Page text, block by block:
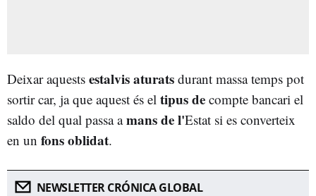
Deixar aquests estalvis aturats durant massa temps pot
sortir car, ja que aquest és el tipus de compte bancari el
saldo del qual passa amans de l'Estat si es converteix
en un fons oblidat.
NEWSLETTER CRÓNICA GLOBAL